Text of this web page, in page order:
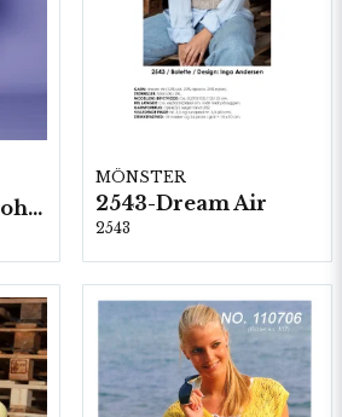
2583- Silk Kid Mohair
MÖNSTER
2543-Dream Air
2543